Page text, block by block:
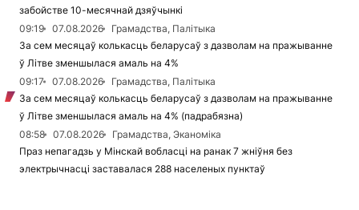
забойстве 10-месячнай дзяўчынкі
09:19
07.08.2026
Грамадства, Палітыка
За сем месяцаў колькасць беларусаў з дазволам на пражыванне
ў Літве зменшылася амаль на 4%
09:17
07.08.2026
Грамадства, Палітыка
За сем месяцаў колькасць беларусаў з дазволам на пражыванне
ў Літве зменшылася амаль на 4% (падрабязна)
08:58
07.08.2026
Грамадства, Эканоміка
Праз непагадзь у Мінскай вобласці на ранак 7 жніўня без
электрычнасці заставалася 288 населеных пунктаў